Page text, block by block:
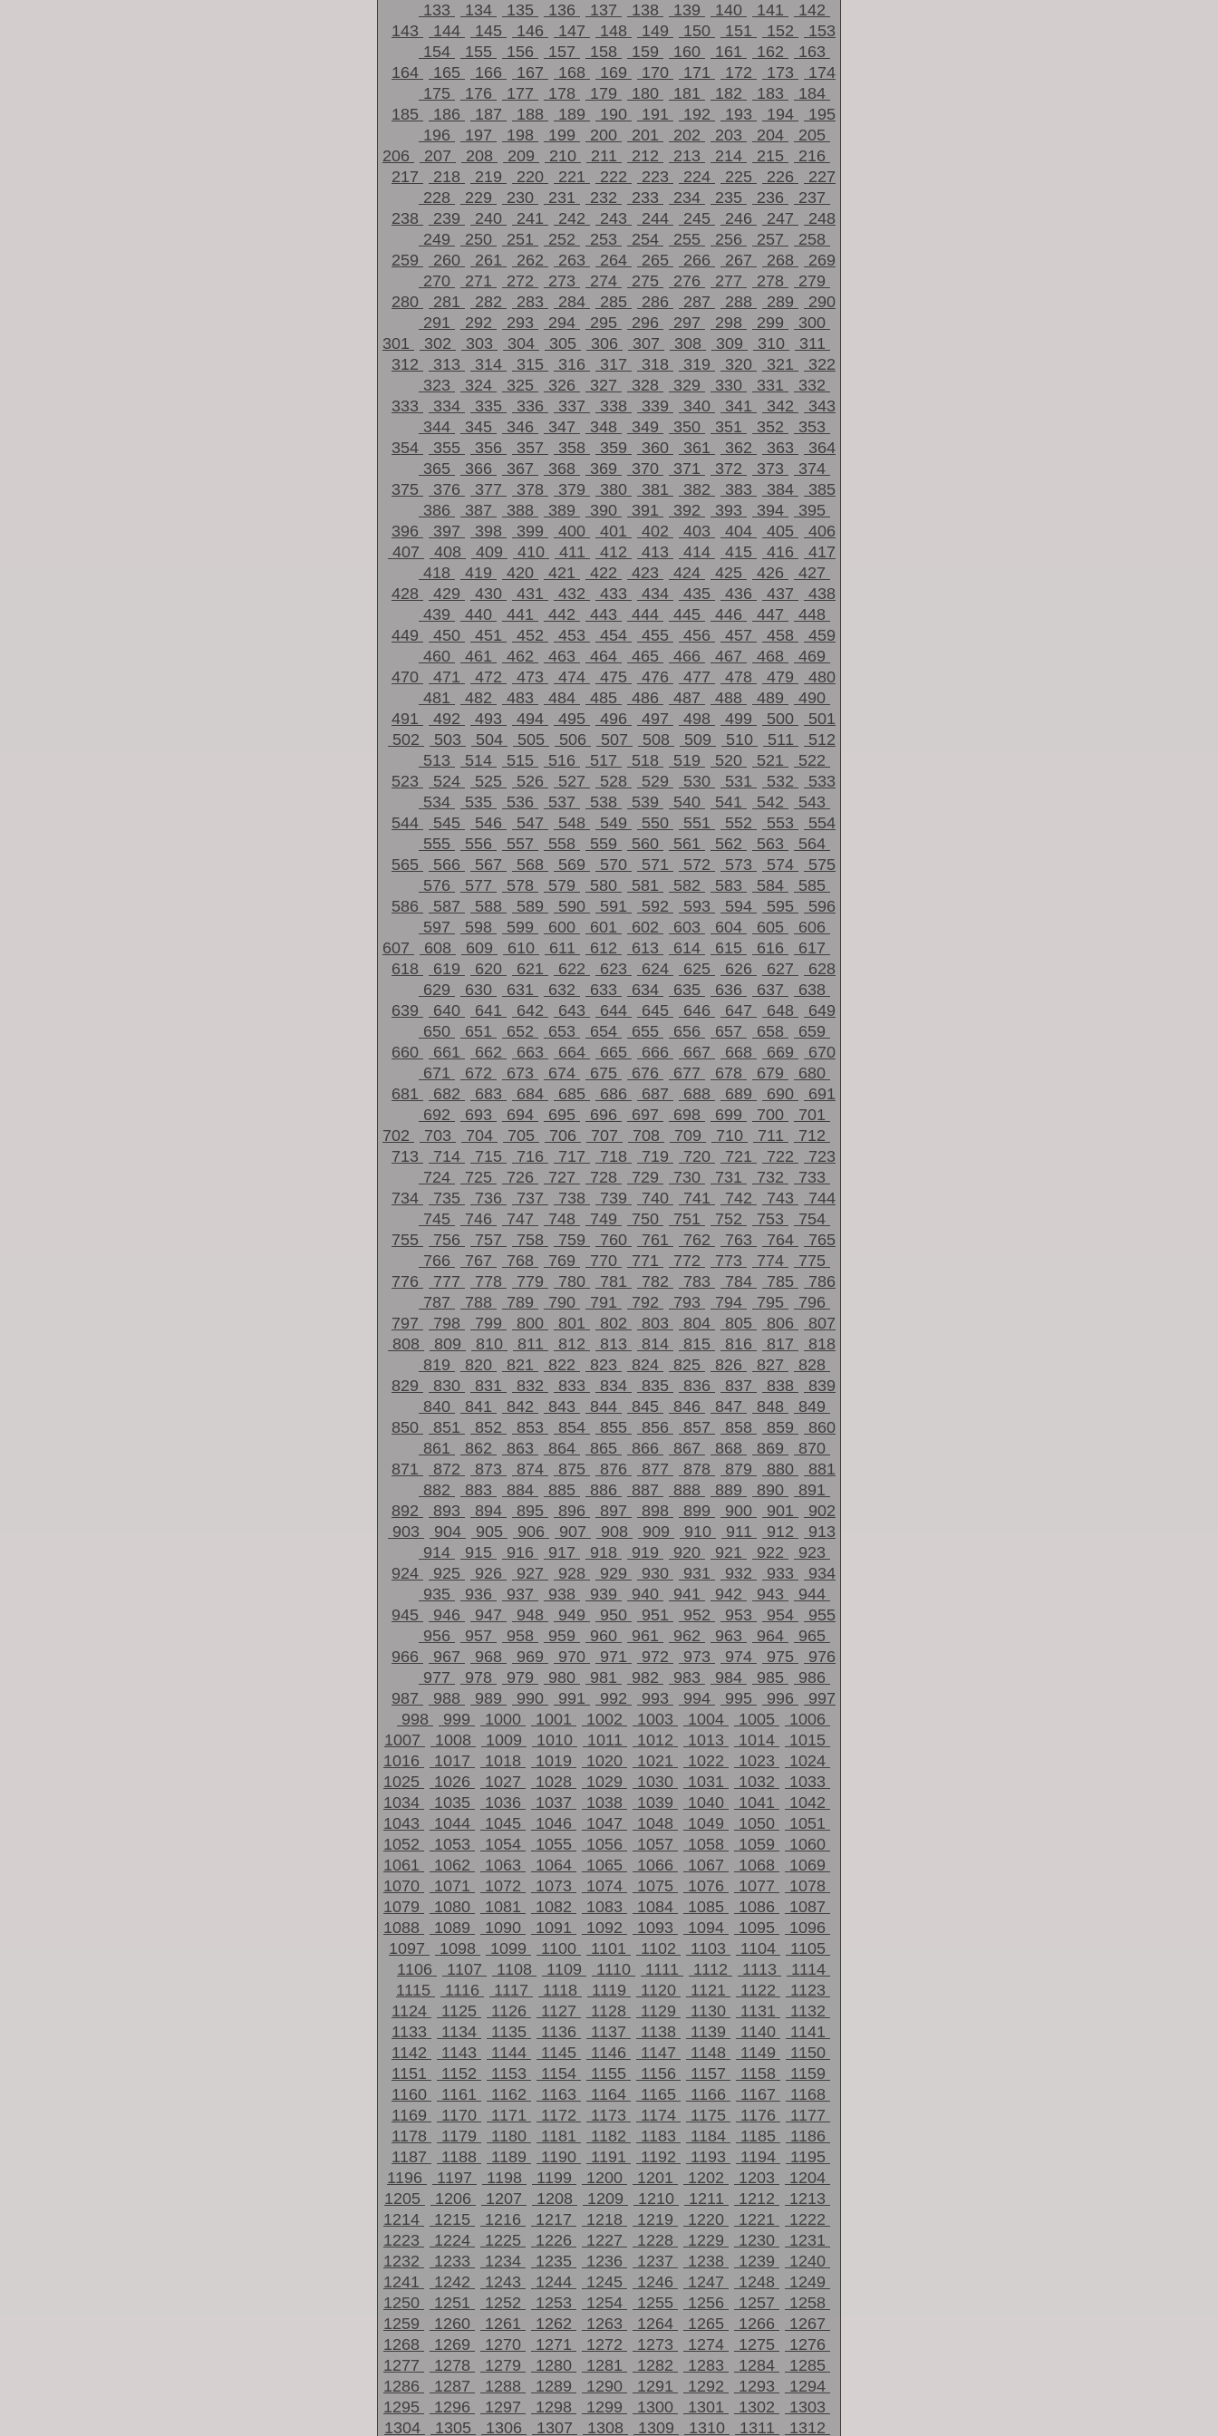
133
134 135 136 137 138 139 140 141
142
143
144 145 146 147 148 149 150 151 152
153
154
155 156 157 158 159 160 161 162
163
164
165 166 167 168 169 170 171 172 173
174
175
176 177 178 179 180 181 182 183
184
185
186 187 188 189 190 191 192 193 194
195
196
197 198 199 200 201 202 203 204
205
206
207 208 209 210 211 212 213 214 215
216
217
218 219 220 221 222 223 224 225 226
227
228
229 230 231 232 233 234 235 236
237
238
239 240 241 242 243 244 245 246 247
248
249
250 251 252 253 254 255 256 257
258
259
260 261 262 263 264 265 266 267 268
269
270
271 272 273 274 275 276 277 278
279
280
281 282 283 284 285 286 287 288 289
290
291
292 293 294 295 296 297 298 299
300
301
302 303 304 305 306 307 308 309 310
311
312
313 314 315 316 317 318 319 320 321
322
323
324 325 326 327 328 329 330 331
332
333
334 335 336 337 338 339 340 341 342
343
344
345 346 347 348 349 350 351 352
353
354
355 356 357 358 359 360 361 362 363
364
365
366 367 368 369 370 371 372 373
374
375
376 377 378 379 380 381 382 383 384
385
386
387 388 389 390 391 392 393 394
395
396
397 398 399 400 401 402 403 404 405
406
407
408 409 410 411 412 413 414 415 416
417
418
419 420 421 422 423 424 425 426
427
428
429 430 431 432 433 434 435 436 437
438
439
440 441 442 443 444 445 446 447
448
449
450 451 452 453 454 455 456 457 458
459
460
461 462 463 464 465 466 467 468
469
470
471 472 473 474 475 476 477 478 479
480
481
482 483 484 485 486 487 488 489
490
491
492 493 494 495 496 497 498 499 500
501
502
503 504 505 506 507 508 509 510 511
512
513
514 515 516 517 518 519 520 521
522
523
524 525 526 527 528 529 530 531 532
533
534
535 536 537 538 539 540 541 542
543
544
545 546 547 548 549 550 551 552 553
554
555
556 557 558 559 560 561 562 563
564
565
566 567 568 569 570 571 572 573 574
575
576
577 578 579 580 581 582 583 584
585
586
587 588 589 590 591 592 593 594 595
596
597
598 599 600 601 602 603 604 605
606
607
608 609 610 611 612 613 614 615 616
617
618
619 620 621 622 623 624 625 626 627
628
629
630 631 632 633 634 635 636 637
638
639
640 641 642 643 644 645 646 647 648
649
650
651 652 653 654 655 656 657 658
659
660
661 662 663 664 665 666 667 668 669
670
671
672 673 674 675 676 677 678 679
680
681
682 683 684 685 686 687 688 689 690
691
692
693 694 695 696 697 698 699 700
701
702
703 704 705 706 707 708 709 710 711
712
713
714 715 716 717 718 719 720 721 722
723
724
725 726 727 728 729 730 731 732
733
734
735 736 737 738 739 740 741 742 743
744
745
746 747 748 749 750 751 752 753
754
755
756 757 758 759 760 761 762 763 764
765
766
767 768 769 770 771 772 773 774
775
776
777 778 779 780 781 782 783 784 785
786
787
788 789 790 791 792 793 794 795
796
797
798 799 800 801 802 803 804 805 806
807
808
809 810 811 812 813 814 815 816 817
818
819
820 821 822 823 824 825 826 827
828
829
830 831 832 833 834 835 836 837 838
839
840
841 842 843 844 845 846 847 848
849
850
851 852 853 854 855 856 857 858 859
860
861
862 863 864 865 866 867 868 869
870
871
872 873 874 875 876 877 878 879 880
881
882
883 884 885 886 887 888 889 890
891
892
893 894 895 896 897 898 899 900 901
902
903
904 905 906 907 908 909 910 911 912
913
914
915 916 917 918 919 920 921 922
923
924
925 926 927 928 929 930 931 932 933
934
935
936 937 938 939 940 941 942 943
944
945
946 947 948 949 950 951 952 953 954
955
956
957 958 959 960 961 962 963 964
965
966
967 968 969 970 971 972 973 974 975
976
977
978 979 980 981 982 983 984 985
986
987
988 989 990 991 992 993 994 995 996
997
998
999 1000 1001 1002 1003 1004 1005
1006
1007
1008 1009 1010 1011 1012 1013 1014
1015
1016
1017 1018 1019 1020 1021 1022 1023
1024
1025
1026 1027 1028 1029 1030 1031 1032
1033
1034
1035 1036 1037 1038 1039 1040 1041
1042
1043
1044 1045 1046 1047 1048 1049 1050
1051
1052
1053 1054 1055 1056 1057 1058 1059
1060
1061
1062 1063 1064 1065 1066 1067 1068
1069
1070
1071 1072 1073 1074 1075 1076 1077
1078
1079
1080 1081 1082 1083 1084 1085 1086
1087
1088
1089 1090 1091 1092 1093 1094 1095
1096
1097
1098 1099 1100 1101 1102 1103 1104
1105
1106
1107 1108 1109 1110 1111 1112 1113
1114
1115
1116 1117 1118 1119 1120 1121 1122
1123
1124
1125 1126 1127 1128 1129 1130 1131
1132
1133
1134 1135 1136 1137 1138 1139 1140
1141
1142
1143 1144 1145 1146 1147 1148 1149
1150
1151
1152 1153 1154 1155 1156 1157 1158
1159
1160
1161 1162 1163 1164 1165 1166 1167
1168
1169
1170 1171 1172 1173 1174 1175 1176
1177
1178
1179 1180 1181 1182 1183 1184 1185
1186
1187
1188 1189 1190 1191 1192 1193 1194
1195
1196
1197 1198 1199 1200 1201 1202 1203
1204
1205
1206 1207 1208 1209 1210 1211 1212
1213
1214
1215 1216 1217 1218 1219 1220 1221
1222
1223
1224 1225 1226 1227 1228 1229 1230
1231
1232
1233 1234 1235 1236 1237 1238 1239
1240
1241
1242 1243 1244 1245 1246 1247 1248
1249
1250
1251 1252 1253 1254 1255 1256 1257
1258
1259
1260 1261 1262 1263 1264 1265 1266
1267
1268
1269 1270 1271 1272 1273 1274 1275
1276
1277
1278 1279 1280 1281 1282 1283 1284
1285
1286
1287 1288 1289 1290 1291 1292 1293
1294
1295
1296 1297 1298 1299 1300 1301 1302
1303
1304
1305 1306 1307 1308 1309 1310 1311 1312